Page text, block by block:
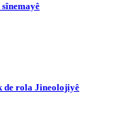
de rola Jineolojiyê